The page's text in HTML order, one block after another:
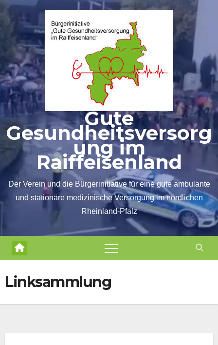
Zum
springen
Gute
Gesundheitsversorg
ung im
Raiffeisenland
Der Verein und die Bürgerinitiative für eine gute ambulante
und stationäre medizinische Versorgung im nördlichen
Rheinland-Pfalz
Linksammlung